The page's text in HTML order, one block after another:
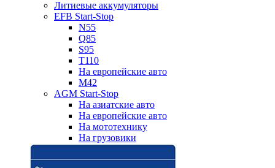
Литиевые аккумуляторы
EFB Start-Stop
N55
Q85
S95
T110
На европейские авто
M42
AGM Start-Stop
На азиатские авто
На европейские авто
На мототехнику
На грузовики